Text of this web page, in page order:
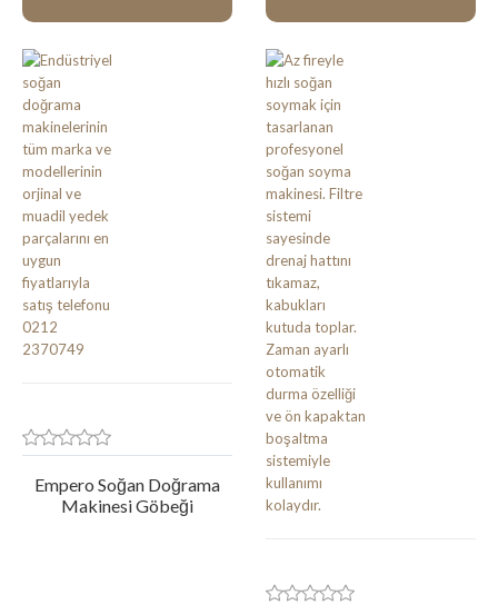
Empero Soğan Doğrama
Makinesi Göbeği